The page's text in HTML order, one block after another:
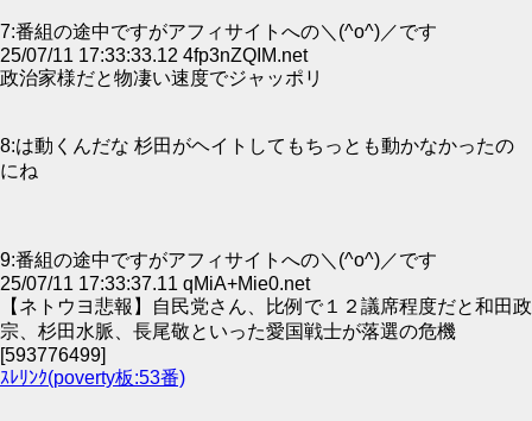
7:番組の途中ですがアフィサイトへの＼(^o^)／です
25/07/11 17:33:33.12 4fp3nZQIM.net
政治家様だと物凄い速度でジャッポリ
8:は動くんだな 杉田がヘイトしてもちっとも動かなかったの
にね
9:番組の途中ですがアフィサイトへの＼(^o^)／です
25/07/11 17:33:37.11 qMiA+Mie0.net
【ネトウヨ悲報】自民党さん、比例で１２議席程度だと和田政
宗、杉田水脈、長尾敬といった愛国戦士が落選の危機
[593776499]
ｽﾚﾘﾝｸ(poverty板:53番)